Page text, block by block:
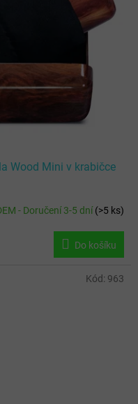
Wood Mini v krabičce
- Doručení 3-5 dní(>5 ks)
Do košíku
Kód: 963